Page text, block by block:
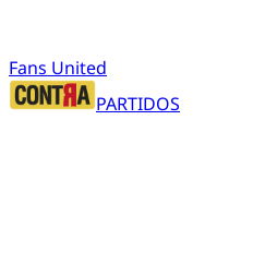
Fans United
PARTIDOS